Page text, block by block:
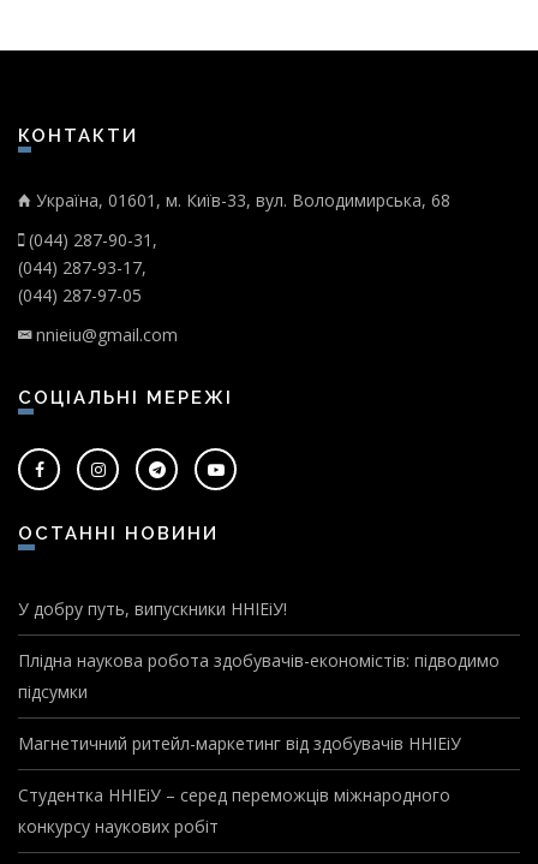
КОНТАКТИ
Україна, 01601, м. Київ-33, вул. Володимирська, 68
(044) 287-90-31,
(044) 287-93-17,
(044) 287-97-05
nnieiu@gmail.com
СОЦІАЛЬНІ МЕРЕЖІ
ОСТАННІ НОВИНИ
У добру путь, випускники ННІЕіУ!
Плідна наукова робота здобувачів-економістів: підводимо
підсумки
Магнетичний ритейл-маркетинг від здобувачів ННІЕіУ
Студентка ННІЕіУ – серед переможців міжнародного
конкурсу наукових робіт